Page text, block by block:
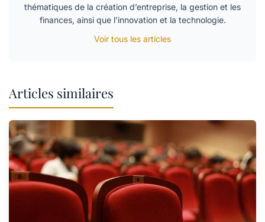
thématiques de la création d’entreprise, la gestion et les
finances, ainsi que l’innovation et la technologie.
Voir tous les articles
Articles similaires